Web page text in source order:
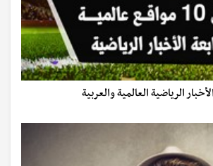
الرياضية العالمية والعربية